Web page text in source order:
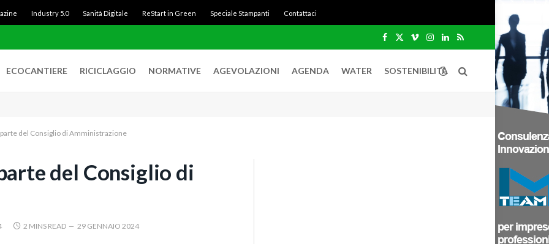
Industry 5.0 Sanità Digitale ReStart in Green Speciale Stampanti Contattaci
Facebook
X
VimeoInstagram
LinkedIn
RSS
ECOCANTIERE RICICLAGGIO NORMATIVE AGEVOLAZIONI AGENDA WATER SOSTENIBILITÀ
del Consiglio di Amministrazione
del Consiglio di
2 MINS READ 29 GENNAIO 2024